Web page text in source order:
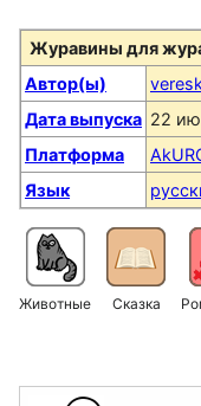
Журавины для
Автор(ы)
veresk
Дата выпуска 22
Платформа
Язык
Животные Сказка